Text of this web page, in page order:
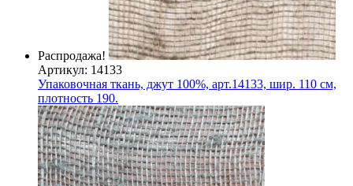
Распродажа!
Артикул: 14133
Упаковочная ткань, джут 100%, арт.14133, шир. 110 см,
плотность 190.